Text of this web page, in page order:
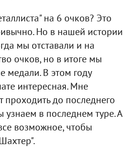
на 6 очков? Это
Но в нашей истории
мы отставали и на
очков, но в итоге мы
медали. В этом году
интересная. Мне
проходить до последнего
в последнем туре. А
возможное, чтобы